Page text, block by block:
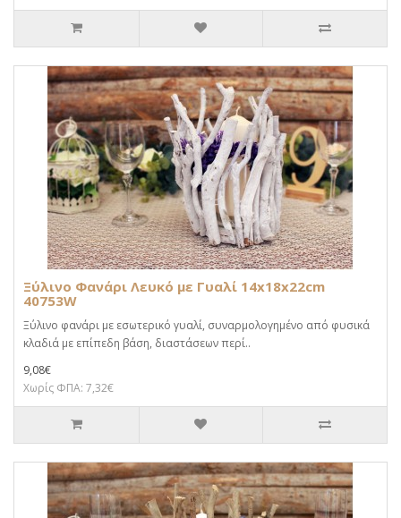
Ξύλινο Φανάρι Λευκό με Γυαλί 14x18x22cm
40753W
Ξύλινο φανάρι με εσωτερικό γυαλί, συναρμολογημένο από φυσικά
κλαδιά με επίπεδη βάση, διαστάσεων περί..
9,08€
Χωρίς ΦΠΑ: 7,32€